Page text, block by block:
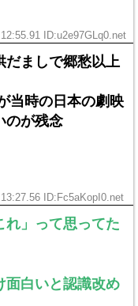
ID:u2e97GLq0.net
だましで郷愁以上
当時の日本の劇映
のが残念
ID:Fc5aKopI0.net
れ」って思ってた
面白いと認識改め